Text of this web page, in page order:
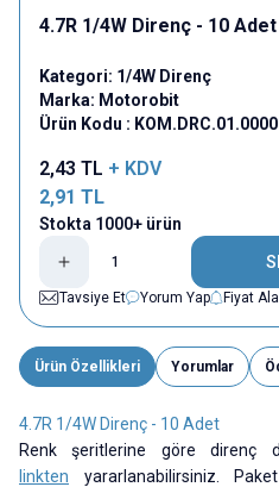
4.7R 1/4W Direnç - 10 Adet
Kategori: 1/4W Direnç
Marka: Motorobit
Ürün Kodu :
2,43 TL + KDV
2,91 TL
Stokta 1000+ ürün
Tavsiye Et
Yorum Yap Fiyat
Ürün Özellikleri Yorumlar
4.7R 1/4W Direnç - 10 Adet
Renk şeritlerine göre direnç
linkten yararlanabilirsiniz.